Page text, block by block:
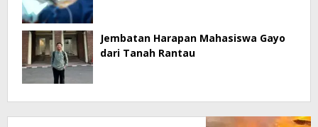
Jembatan Harapan Mahasiswa Gayo
dari Tanah Rantau